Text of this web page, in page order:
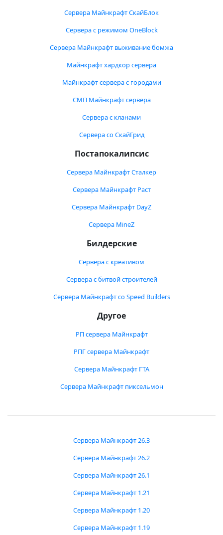
Сервера Майнкрафт СкайБлок
Сервера с режимом OneBlock
Сервера Майнкрафт выживание бомжа
Майнкрафт хардкор сервера
Майнкрафт сервера с городами
СМП Майнкрафт сервера
Сервера с кланами
Сервера со СкайГрид
Постапокалипсис
Сервера Майнкрафт Сталкер
Сервера Майнкрафт Раст
Сервера Майнкрафт DayZ
Сервера MineZ
Билдерские
Сервера с креативом
Сервера с битвой строителей
Сервера Майнкрафт со Speed Builders
Другое
РП сервера Майнкрафт
РПГ сервера Майнкрафт
Сервера Майнкрафт ГТА
Сервера Майнкрафт пиксельмон
Сервера Майнкрафт 26.3
Сервера Майнкрафт 26.2
Сервера Майнкрафт 26.1
Сервера Майнкрафт 1.21
Сервера Майнкрафт 1.20
Сервера Майнкрафт 1.19